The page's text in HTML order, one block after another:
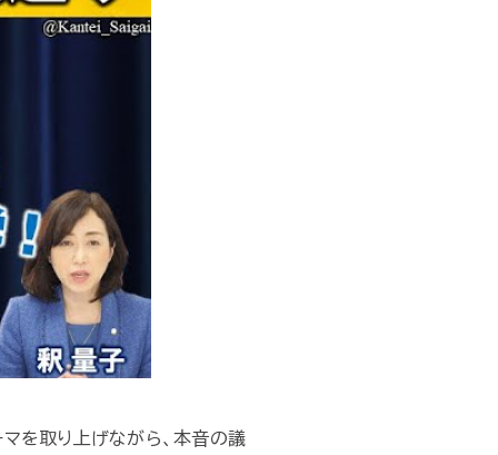
を取り上げながら、本音の議